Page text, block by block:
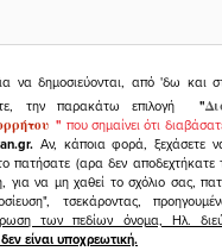
να δημοσιεύονται, από 'δω και
την παρακάτω επιλογή
"
" που σημαίνει ότι
Αν, κάποια φορά, ξεχάσετε
πατήσατε (αρα δεν αποδεχτήκατε
για να μη χαθεί το σχόλιο σας,
τσεκάροντας,
των πεδίων όνομα, Ηλ.
δεν είναι υποχρεωτική.